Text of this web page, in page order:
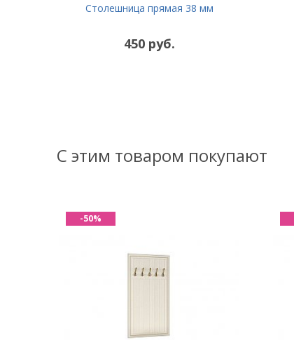
Столешница прямая 38 мм
450 руб.
С этим товаром покупают
-50%